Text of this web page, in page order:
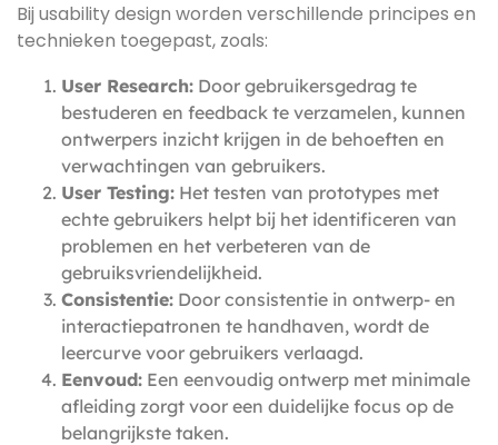
Bij usability design worden verschillende principes en
technieken toegepast, zoals:
User Research: Door gebruikersgedrag te
bestuderen en feedback te verzamelen, kunnen
ontwerpers inzicht krijgen in de behoeften en
verwachtingen van gebruikers.
User Testing: Het testen van prototypes met
echte gebruikers helpt bij het identificeren van
problemen en het verbeteren van de
gebruiksvriendelijkheid.
Consistentie: Door consistentie in ontwerp- en
interactiepatronen te handhaven, wordt de
leercurve voor gebruikers verlaagd.
Eenvoud: Een eenvoudig ontwerp met minimale
afleiding zorgt voor een duidelijke focus op de
belangrijkste taken.